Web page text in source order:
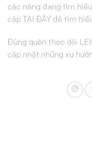
các nàng đang tìm
cập TẠI ĐÂY để tìm
Đừng quên theo dõi
cập nhật những xu